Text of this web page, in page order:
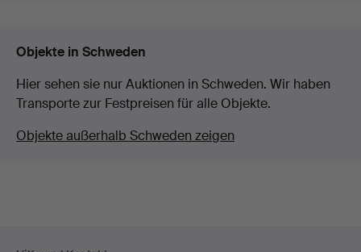
Objekte in Schweden
Hier sehen sie nur Auktionen in Schweden. Wir haben
Transporte zur Festpreisen für alle Objekte.
Objekte außerhalb Schweden zeigen